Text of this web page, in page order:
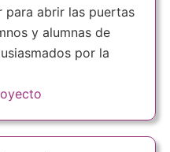
para abrir las puertas
y alumnas de
por la